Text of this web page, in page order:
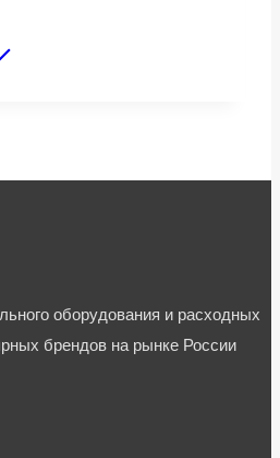
оборудования и расходных
брендов на рынке России